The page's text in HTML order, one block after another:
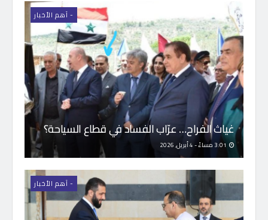
- اَهم الأخبار
غياث الفراح… عرّاب الفساد في قطاع السياحة؟
- اَهم الأخبار